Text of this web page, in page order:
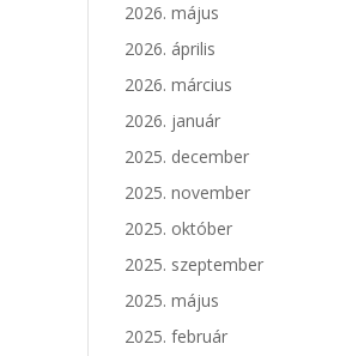
2026. május
2026. április
2026. március
2026. január
2025. december
2025. november
2025. október
2025. szeptember
2025. május
2025. február